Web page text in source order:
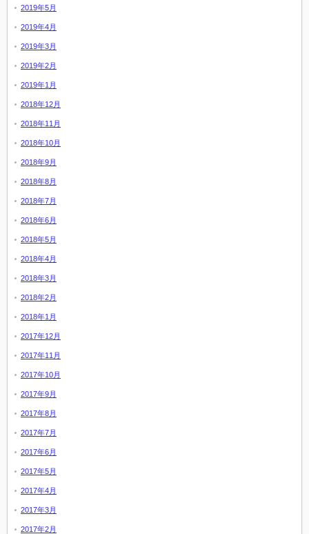
2019年5月
2019年4月
2019年3月
2019年2月
2019年1月
2018年12月
2018年11月
2018年10月
2018年9月
2018年8月
2018年7月
2018年6月
2018年5月
2018年4月
2018年3月
2018年2月
2018年1月
2017年12月
2017年11月
2017年10月
2017年9月
2017年8月
2017年7月
2017年6月
2017年5月
2017年4月
2017年3月
2017年2月